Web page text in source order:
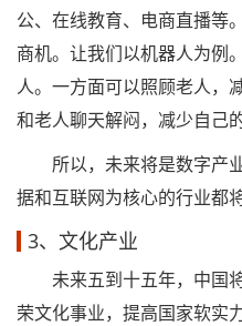
公、在线教育、电商直播等
商机。让我们以机器人为例
人。一方面可以照顾老人，
和老人聊天解闷，减少自己
所以，未来将是数字产
据和互联网为核心的行业都
3、文化产业
未来五到十五年，中国
荣文化事业，提高国家软实力